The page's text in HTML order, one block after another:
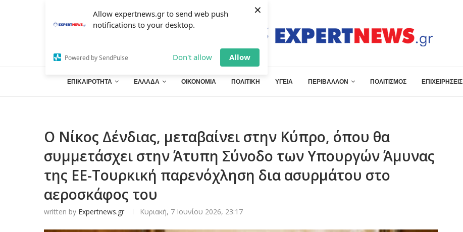
Allow expertnews.gr to send web push
notifications to your desktop.
Powered by SendPulse Don't allow Allow
×
ΕΠΙΚΑΙΡΟΤΗΤΑ ΕΛΛΑΔΑ ΟΙΚΟΝΟΜΙΑ ΠΟΛΙΤΙΚΗ ΥΓΕΙΑ ΠΕΡΙΒΑΛΛΟΝ ΠΟΛΙΤΙΣΜΟΣ ΕΠΙΧΕΙΡΗΣΕΙΣ
Ο Νίκος Δένδιας, μεταβαίνει στην Κύπρο, όπου θα
συμμετάσχει στην Άτυπη Σύνοδο των Υπουργών Άμυνας
της ΕΕ-Τουρκική παρενόχληση δια ασυρμάτου στο
αεροσκάφος του
written by Expertnews.gr Κυριακή, 7 Ιουνίου 2026, 23:17